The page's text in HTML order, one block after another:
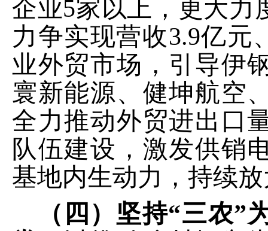
企业5家以上，更大力
力争实现营收3.9亿元
业外贸市场，引导伊
寰新能源、健坤航空
全力推动外贸进出口
队伍建设，激发供销
基地内生动力，持续
（四）坚持“三农”